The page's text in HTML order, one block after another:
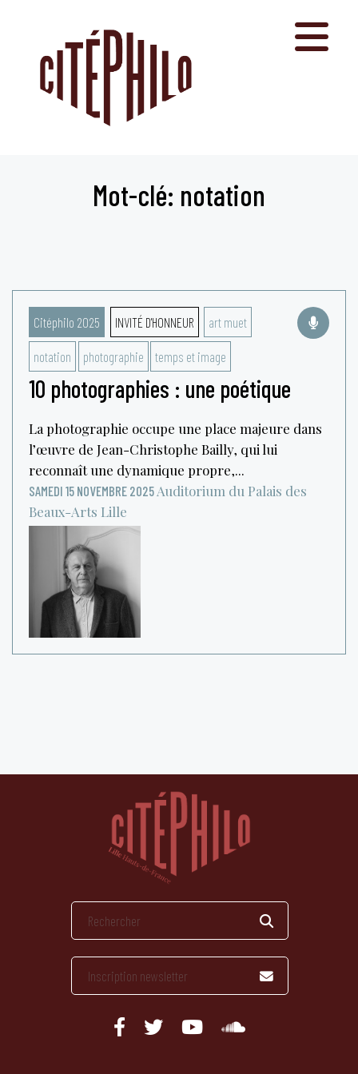
Mot-clé: notation
Citéphilo 2025 INVITÉ D'HONNEUR art muet
notation photographie temps et image
10 photographies : une poétique
La photographie occupe une place majeure dans
l’œuvre de Jean-Christophe Bailly, qui lui
reconnaît une dynamique propre,...
SAMEDI 15 NOVEMBRE 2025 Auditorium du Palais des
Beaux-Arts Lille